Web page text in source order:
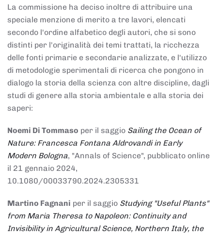
La commissione ha deciso inoltre di attribuire una
speciale menzione di merito a tre lavori, elencati
secondo l'ordine alfabetico degli autori, che si sono
distinti per l'originalità dei temi trattati, la ricchezza
delle fonti primarie e secondarie analizzate, e l'utilizzo
di metodologie sperimentali di ricerca che pongono in
dialogo la storia della scienza con altre discipline, dagli
studi di genere alla storia ambientale e alla storia dei
saperi:
Noemi Di Tommaso per il saggio Sailing the Ocean of
Nature: Francesca Fontana Aldrovandi in Early
Modern Bologna, "Annals of Science", pubblicato online
il 21 gennaio 2024,
10.1080/00033790.2024.2305331
Martino Fagnani per il saggio Studying "Useful Plants"
from Maria Theresa to Napoleon: Continuity and
Invisibility in Agricultural Science, Northern Italy, the